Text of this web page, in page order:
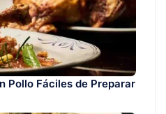
Pollo Fáciles de Preparar